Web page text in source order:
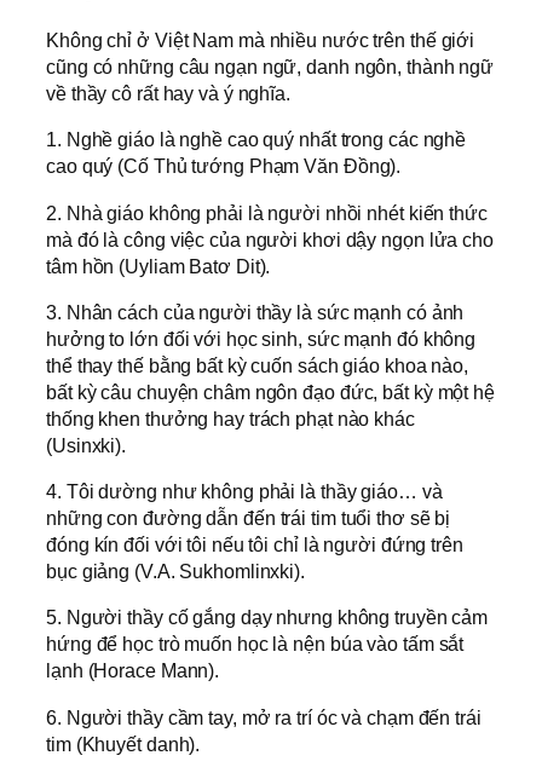
Không chỉ ở Việt Nam mà nhiều nước trên thế giới
cũng có những câu ngạn ngữ, danh ngôn, thành ngữ
về thầy cô rất hay và ý nghĩa.
1. Nghề giáo là nghề cao quý nhất trong các nghề
cao quý (Cố Thủ tướng Phạm Văn Đồng).
2. Nhà giáo không phải là người nhồi nhét kiến thức
mà đó là công việc của người khơi dậy ngọn lửa cho
tâm hồn (Uyliam Batơ Dit).
3. Nhân cách của người thầy là sức mạnh có ảnh
hưởng to lớn đối với học sinh, sức mạnh đó không
thể thay thế bằng bất kỳ cuốn sách giáo khoa nào,
bất kỳ câu chuyện châm ngôn đạo đức, bất kỳ một hệ
thống khen thưởng hay trách phạt nào khác
(Usinxki).
4. Tôi dường như không phải là thầy giáo… và
những con đường dẫn đến trái tim tuổi thơ sẽ bị
đóng kín đối với tôi nếu tôi chỉ là người đứng trên
bục giảng (V.A. Sukhomlinxki).
5. Người thầy cố gắng dạy nhưng không truyền cảm
hứng để học trò muốn học là nện búa vào tấm sắt
lạnh (Horace Mann).
6. Người thầy cầm tay, mở ra trí óc và chạm đến trái
tim (Khuyết danh).